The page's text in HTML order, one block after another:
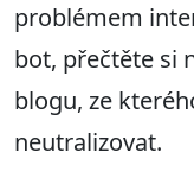
problémem
bot, přečtěte si
blogu, ze
neutralizovat.